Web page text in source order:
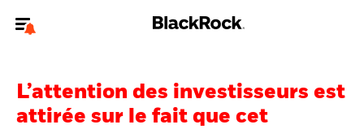
Pour accéder directement à un autre site BlackRock, veuillez mettre à
jourvotre type d'utilisateur
L’attention des investisseurs est
attirée sur le fait que cet